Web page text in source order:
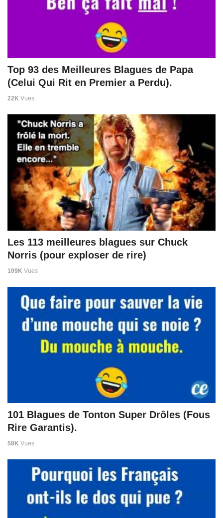
Top 93 des Meilleures Blagues de Papa
(Celui Qui Rit en Premier a Perdu).
22K Vues
Les 113 meilleures blagues sur Chuck
Norris (pour exploser de rire)
109K Vues
101 Blagues de Tonton Super Drôles (Fous
Rire Garantis).
58K Vues